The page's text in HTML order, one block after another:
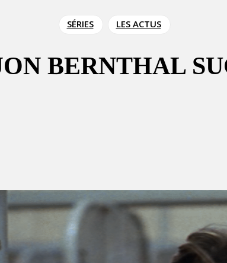
SÉRIES LES ACTUS
BERNTHAL